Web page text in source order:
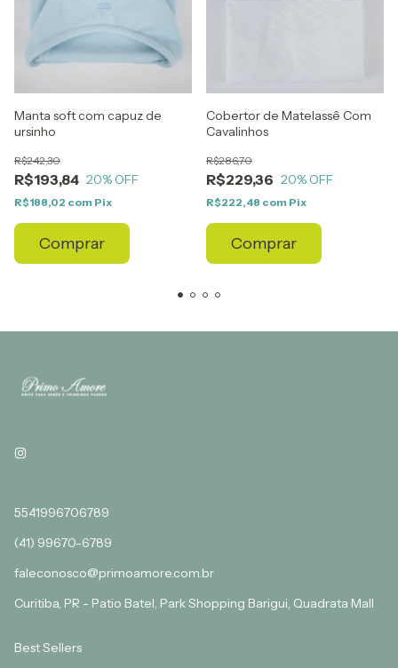
Manta soft com capuz de
ursinho
R$193,84
R$242,30
20% OFF
R$188,02 com Pix
Comprar
Cobertor de Matelassê Com
Cavalinhos
R$229,36
R$286,70
20% OFF
R$222,48 com Pix
Comprar
5541996706789
(41) 99670-6789
faleconosco@primoamore.com.br
Curitiba, PR - Patio Batel, Park Shopping Barigui, Quadrata Mall
Best Sellers